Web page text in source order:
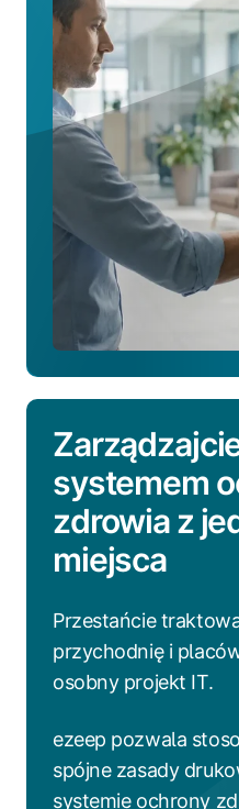
systemem
zdrowia z
miejsca
Przestańcie
przychodnię i
osobny projekt IT.
ezeep pozwala
spójne zasady
systemie ochrony